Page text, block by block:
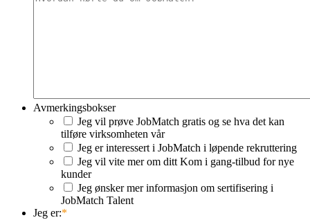
Avmerkingsbokser
Jeg vil prøve JobMatch gratis og se hva det kan
tilføre virksomheten vår
Jeg er interessert i JobMatch i løpende rekruttering
Jeg vil vite mer om ditt Kom i gang-tilbud for nye
kunder
Jeg ønsker mer informasjon om sertifisering i
JobMatch Talent
Jeg er:*